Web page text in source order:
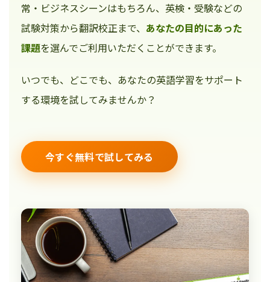
常・ビジネスシーンはもちろん、英検・受験などの
試験対策から翻訳校正まで、 あなたの目的にあった
課題を選んでご利用いただくことができます。
いつでも、どこでも、あなたの英語学習をサポート
する環境を試してみませんか？
今すぐ無料で試してみる